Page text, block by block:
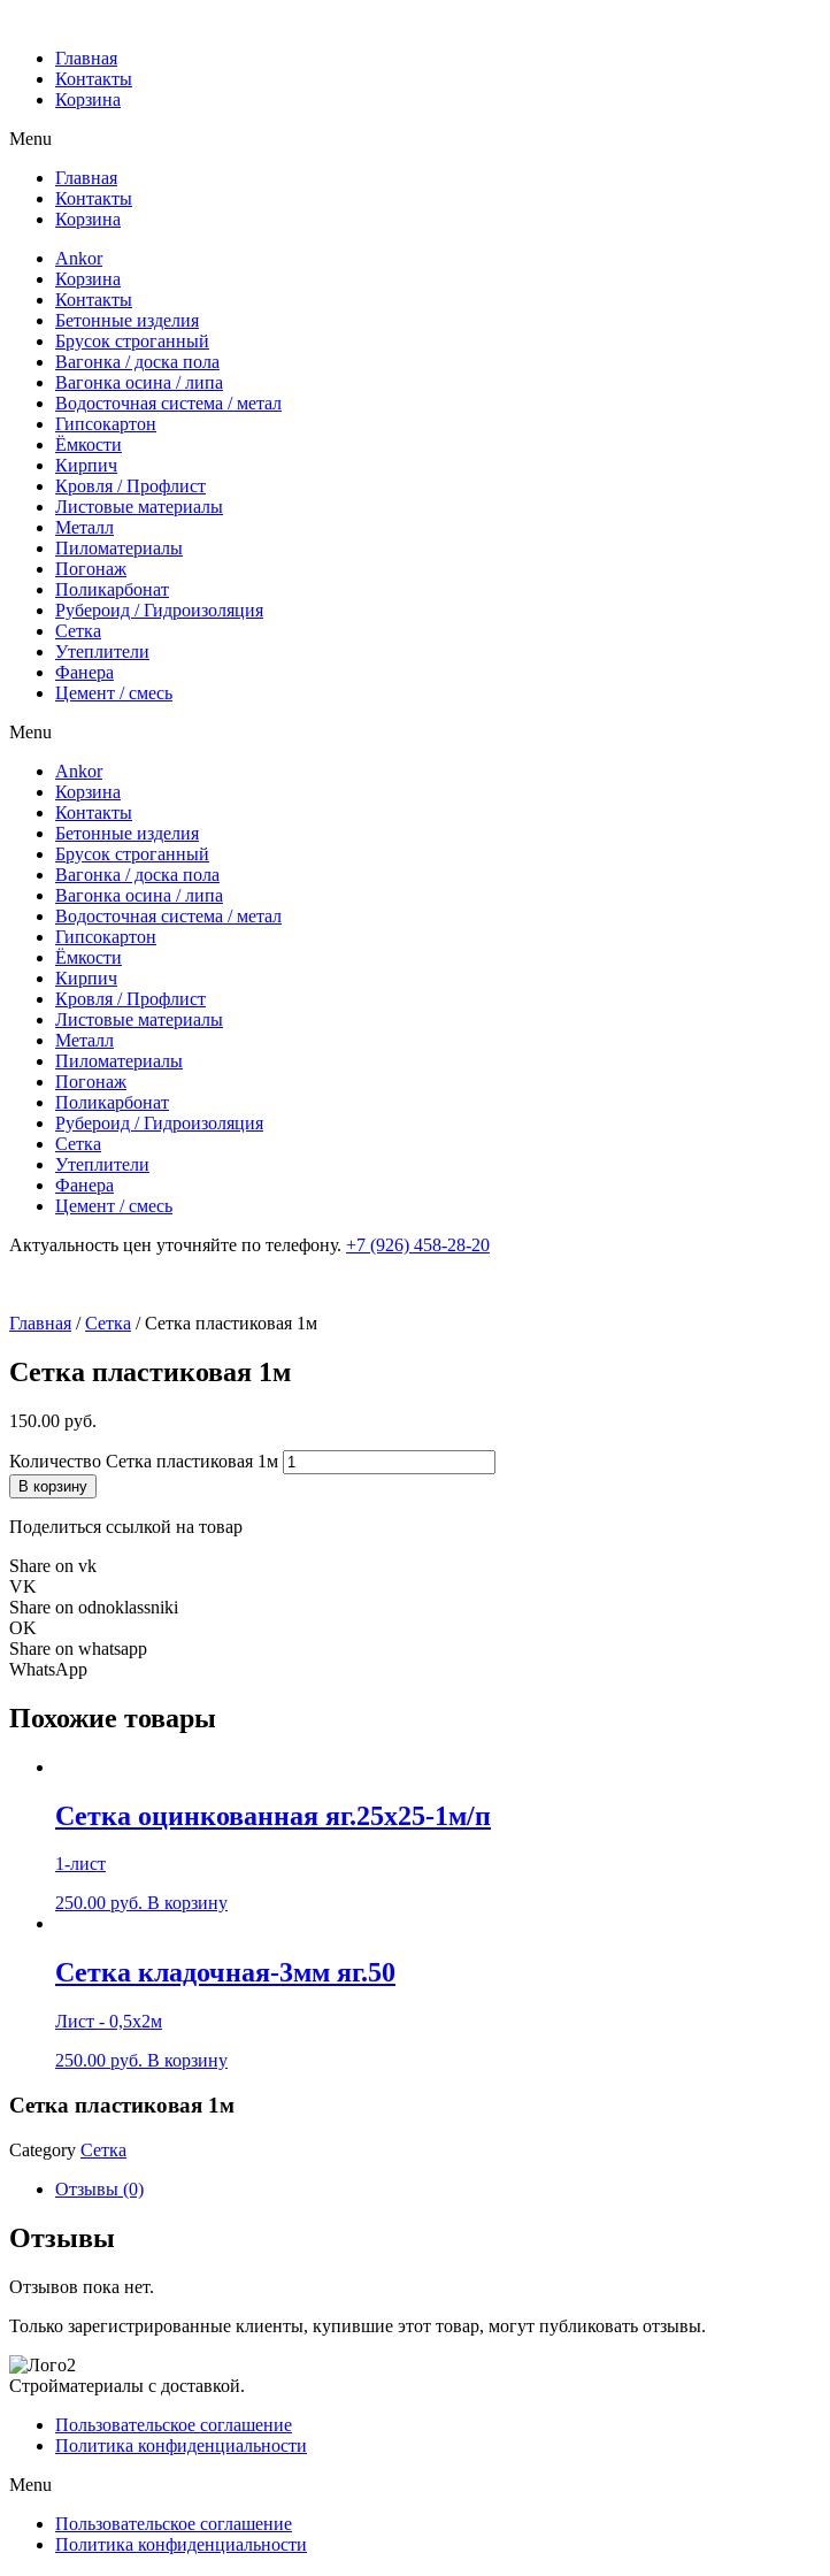
Главная
Контакты
Корзина
Menu
Главная
Контакты
Корзина
Ankor
Корзина
Контакты
Бетонные изделия
Брусок строганный
Вагонка / доска пола
Вагонка осина / липа
Водосточная система / метал
Гипсокартон
Ёмкости
Кирпич
Кровля / Профлист
Листовые материалы
Металл
Пиломатериалы
Погонаж
Поликарбонат
Рубероид / Гидроизоляция
Сетка
Утеплители
Фанера
Цемент / смесь
Menu
Ankor
Корзина
Контакты
Бетонные изделия
Брусок строганный
Вагонка / доска пола
Вагонка осина / липа
Водосточная система / метал
Гипсокартон
Ёмкости
Кирпич
Кровля / Профлист
Листовые материалы
Металл
Пиломатериалы
Погонаж
Поликарбонат
Рубероид / Гидроизоляция
Сетка
Утеплители
Фанера
Цемент / смесь
Актуальность цен уточняйте по телефону. +7 (926) 458-28-20
Главная /Сетка / Сетка пластиковая 1м
Сетка пластиковая 1м
150.00 руб.
Количество Сетка пластиковая 1м
В корзину
Поделиться ссылкой на товар
Share on vk
VK
Share on odnoklassniki
OK
Share on whatsapp
WhatsApp
Похожие товары
Сетка оцинкованная яг.25х25-1м/п
1-лист
250.00 руб. В корзину
Сетка кладочная-3мм яг.50
Лист - 0,5х2м
250.00 руб. В корзину
Сетка пластиковая 1м
Category Сетка
Отзывы (0)
Отзывы
Отзывов пока нет.
Только зарегистрированные клиенты, купившие этот товар, могут публиковать отзывы.
Стройматериалы с доставкой.
Пользовательское соглашение
Политика конфиденциальности
Menu
Пользовательское соглашение
Политика конфиденциальности